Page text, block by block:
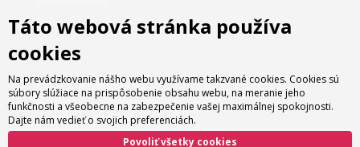
Servis
Ako nakupovať
Možnosti platby
Možnosti dopravy
Táto webová stránka používa
cookies
Na prevádzkovanie nášho webu využívame takzvané cookies. Cookies sú
súbory slúžiace na prispôsobenie obsahu webu, na meranie jeho
funkčnosti a všeobecne na zabezpečenie vašej maximálnej spokojnosti.
Dajte nám vedieť o svojich preferenciách.
Povoliť všetky cookies